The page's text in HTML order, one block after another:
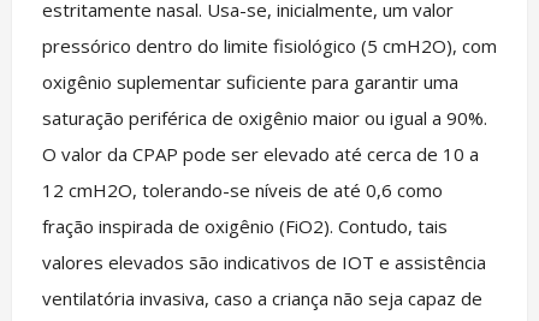
estritamente nasal. Usa-se, inicialmente, um valor
pressórico dentro do limite fisiológico (5 cmH2O), com
oxigênio suplementar suficiente para garantir uma
saturação periférica de oxigênio maior ou igual a 90%.
O valor da CPAP pode ser elevado até cerca de 10 a
12 cmH2O, tolerando-se níveis de até 0,6 como
fração inspirada de oxigênio (FiO2). Contudo, tais
valores elevados são indicativos de IOT e assistência
ventilatória invasiva, caso a criança não seja capaz de